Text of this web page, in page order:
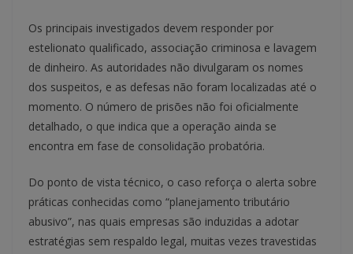
Os principais investigados devem responder por
estelionato qualificado, associação criminosa e lavagem
de dinheiro. As autoridades não divulgaram os nomes
dos suspeitos, e as defesas não foram localizadas até o
momento. O número de prisões não foi oficialmente
detalhado, o que indica que a operação ainda se
encontra em fase de consolidação probatória.
Do ponto de vista técnico, o caso reforça o alerta sobre
práticas conhecidas como “planejamento tributário
abusivo”, nas quais empresas são induzidas a adotar
estratégias sem respaldo legal, muitas vezes travestidas